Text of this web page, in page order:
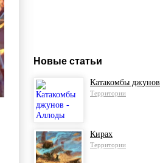
Новые статьи
Катакомбы джунов
Территории
Кирах
Территории